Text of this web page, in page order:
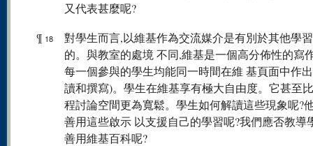
又代表甚麼呢?
¶ 18
對學生而言,以維基作為交流媒介是有別於其他學
的。與教室的處境 不同,維基是一個高分佈性的寫
每一個參與的學生均能同一時間在維 基頁面中作
讀和撰寫)。學生在維基享有極大自由度。它甚至
程討論空間更為寬鬆。學生如何解讀這些現象呢?
善用這些啟示 以支援自己的學習呢?我們應否教導
善用維基百科呢?